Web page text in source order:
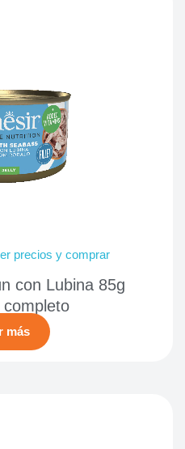
precios y comprar
con Lubina 85g
completo
más